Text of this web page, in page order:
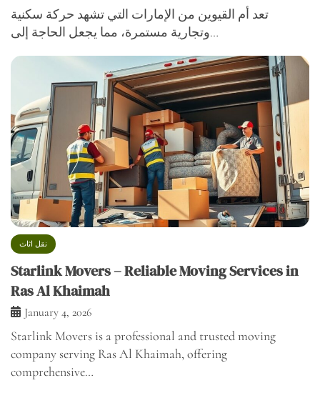
تعد أم القيوين من الإمارات التي تشهد حركة سكنية
وتجارية مستمرة، مما يجعل الحاجة إلى…
نقل اثاث
Starlink Movers – Reliable Moving Services in
Ras Al Khaimah
January 4, 2026
Starlink Movers is a professional and trusted moving
company serving Ras Al Khaimah, offering
comprehensive…